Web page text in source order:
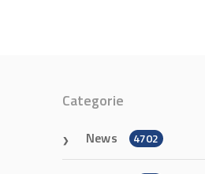
Categorie
News 4702